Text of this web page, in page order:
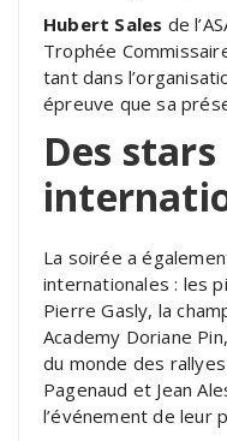
Hubert Sales de
Trophée
tant dans
épreuve que sa
Des stars
La soirée a
internationales : les
Pierre Gasly, la
Academy Doriane
du monde des
Pagenaud et Jean
l’événement de leur